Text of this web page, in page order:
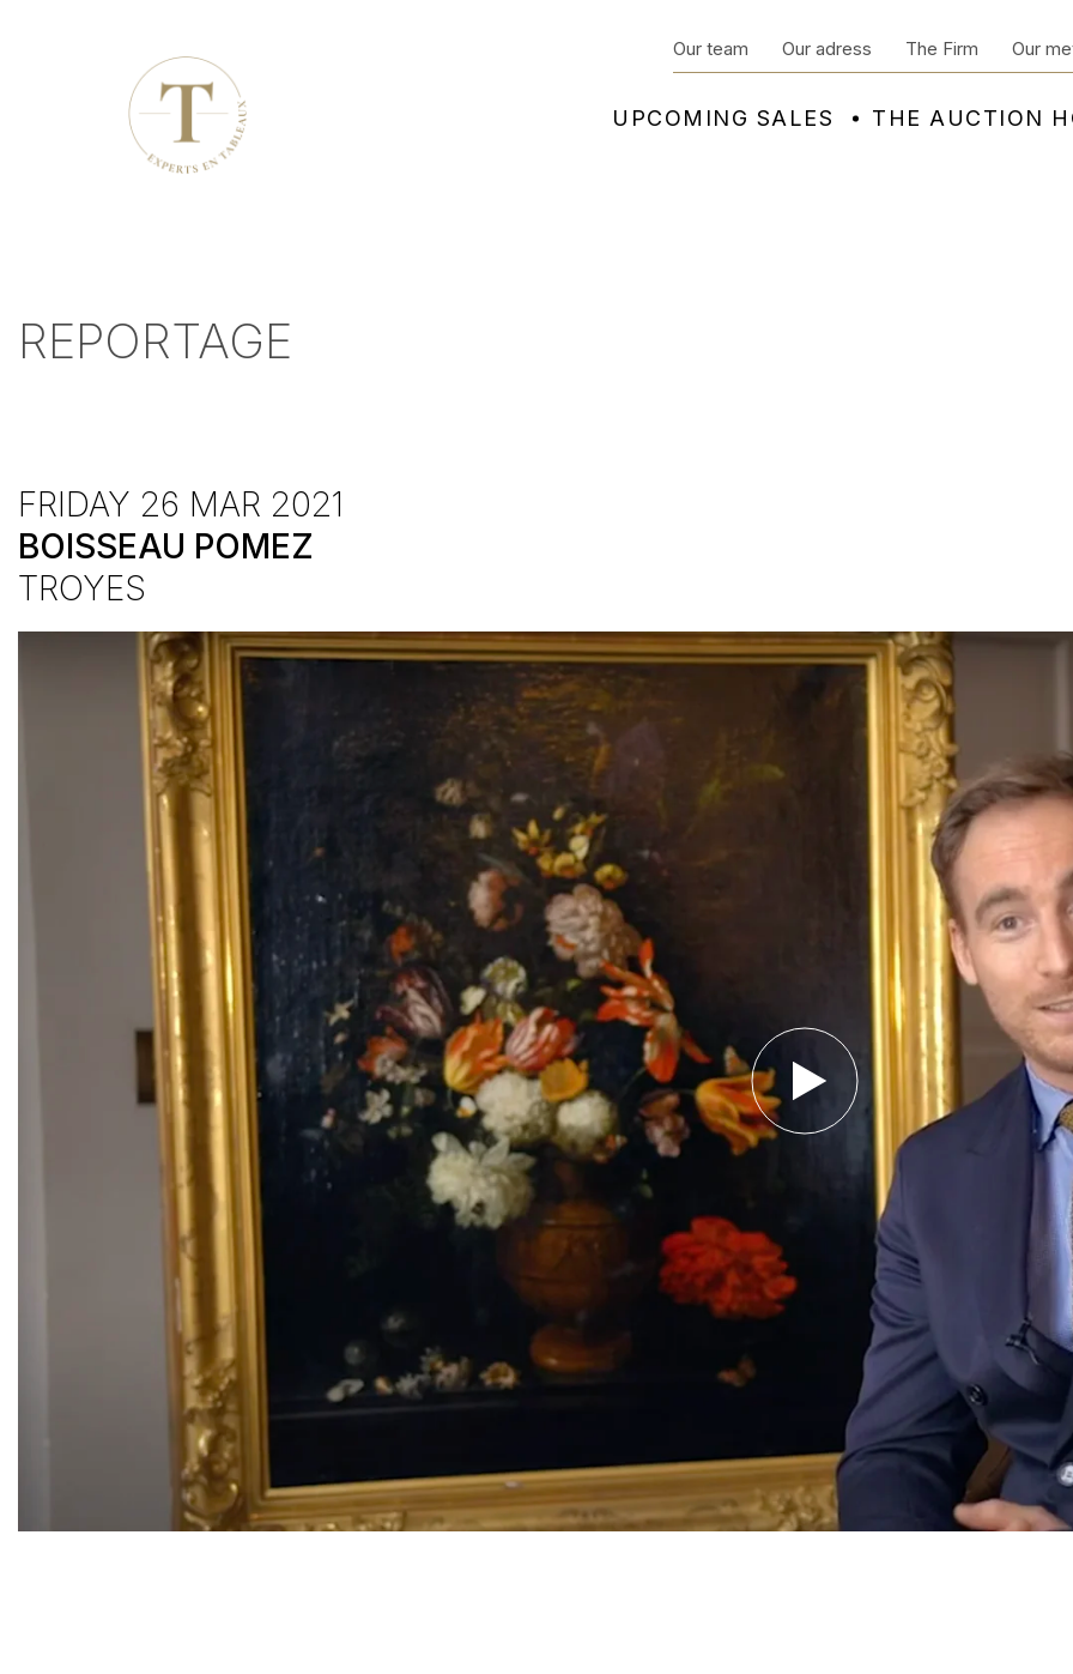
UPCOMING SALES THE AUCTION
Our team Our adress The Firm Our
REPORTAGE
FRIDAY 26 MAR 2021
BOISSEAU POMEZ
TROYES